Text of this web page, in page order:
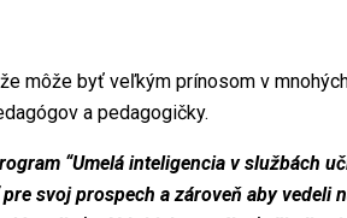
môže byť veľkým prínosom v
a pedagogičky.
“Umelá inteligencia v službách
svoj prospech a zároveň aby vedeli